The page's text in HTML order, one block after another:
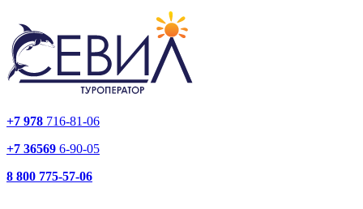
+7 978 716-81-06
+7 36569 6-90-05
8 800 775-57-06